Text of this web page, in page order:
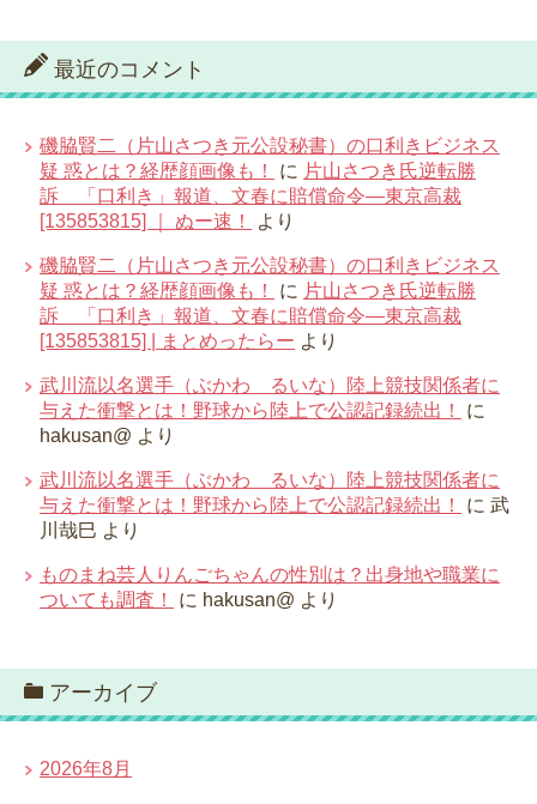
最近のコメント
磯脇賢二（片山さつき元公設秘書）の口利きビジネス
疑 惑とは？経歴顔画像も！
に 片山さつき氏逆転勝
訴 「口利き」報道、文春に賠償命令―東京高裁
[135853815] ｜ ぬー速！
より
磯脇賢二（片山さつき元公設秘書）の口利きビジネス
疑 惑とは？経歴顔画像も！
に 片山さつき氏逆転勝
訴 「口利き」報道、文春に賠償命令―東京高裁
[135853815] | まとめったらー より
武川流以名選手（ぶかわ るいな）陸上競技関係者に
与えた衝撃とは！野球から陸上で公認記録続出！
に
hakusan@ より
武川流以名選手（ぶかわ るいな）陸上競技関係者に
与えた衝撃とは！野球から陸上で公認記録続出！
に 武
川哉巳 より
ものまね芸人りんごちゃんの性別は？出身地や職業に
ついても調査！
に hakusan@ より
アーカイブ
2026年8月